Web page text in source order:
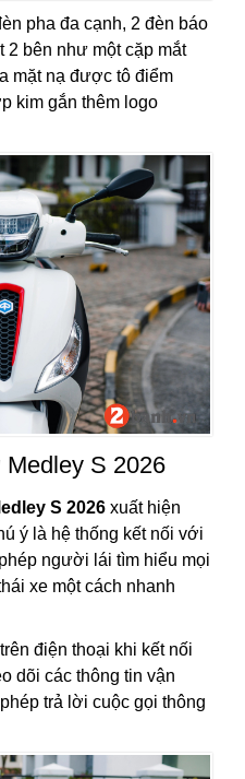
pha đa cạnh, 2 đèn báo
2 bên như một cặp mắt
mặt nạ được tô điểm
kim gắn thêm logo
S 2026
S 2026 xuất hiện
ý là hệ thống kết nối với
người lái tìm hiểu mọi
xe một cách nhanh
điện thoại khi kết nối
dõi các thông tin vận
trả lời cuộc gọi thông